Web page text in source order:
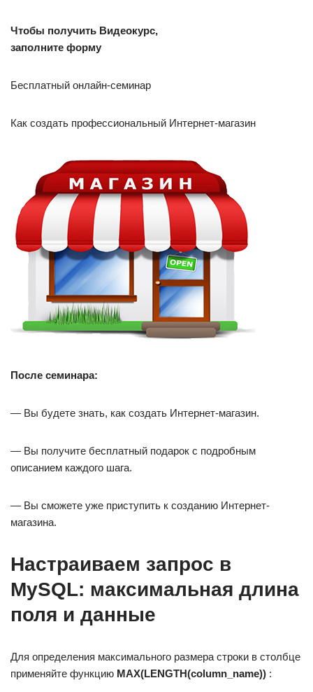
Чтобы получить Видеокурс,
заполните форму
Бесплатный онлайн-семинар
Как создать профессиональный Интернет-магазин
После семинара:
— Вы будете знать, как создать Интернет-магазин.
— Вы получите бесплатный подарок с подробным
описанием каждого шага.
— Вы сможете уже приступить к созданию Интернет-
магазина.
Настраиваем запрос в
MySQL: максимальная длина
поля и данные
Для определения максимального размера строки в столбце
применяйте функцию MAX(LENGTH(column_name)) :